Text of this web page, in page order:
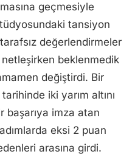
geçmesiyle
tansiyon
değerlendirmeler
beklenmedik
değiştirdi. Bir
iki yarım altını
başarıya imza atan
eksi 2 puan
arasına girdi.